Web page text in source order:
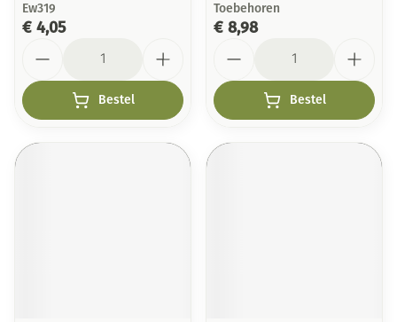
Ew319
€ 4,05
Bestel
Toebehoren
€ 8,98
Bestel